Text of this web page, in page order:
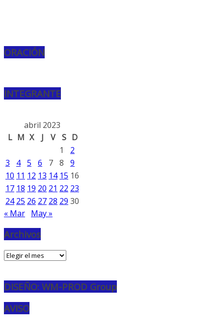
ORACIÓN
INTEGRANTE
abril 2023
L M X J V S D
1
2
3
4 5 6 7 8
9
10 11 12 13 14 15 16
17 18 19 20 21 22 23
24 25 26 27 28 29 30
« Mar May »
Archivos
Archivos
DISEÑO: WM-PROD Group
AVISO